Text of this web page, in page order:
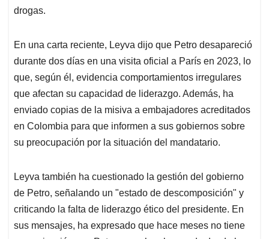
drogas.
En una carta reciente, Leyva dijo que Petro desapareció
durante dos días en una visita oficial a París en 2023, lo
que, según él, evidencia comportamientos irregulares
que afectan su capacidad de liderazgo. Además, ha
enviado copias de la misiva a embajadores acreditados
en Colombia para que informen a sus gobiernos sobre
su preocupación por la situación del mandatario.
Leyva también ha cuestionado la gestión del gobierno
de Petro, señalando un "estado de descomposición" y
criticando la falta de liderazgo ético del presidente. En
sus mensajes, ha expresado que hace meses no tiene